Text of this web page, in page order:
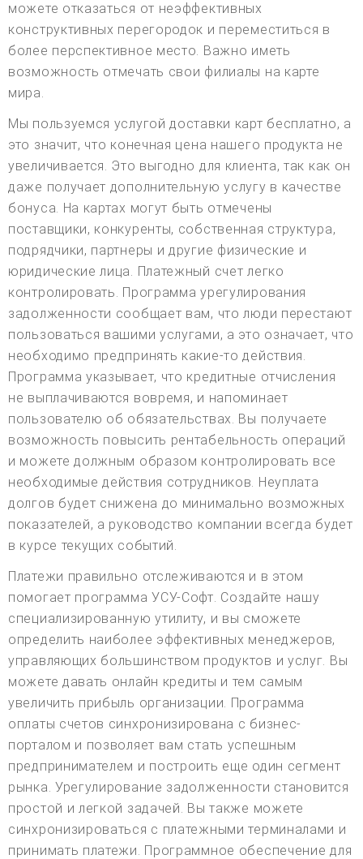
можете отказаться от неэффективных
конструктивных перегородок и переместиться в
более перспективное место. Важно иметь
возможность отмечать свои филиалы на карте
мира.
Мы пользуемся услугой доставки карт бесплатно, а
это значит, что конечная цена нашего продукта не
увеличивается. Это выгодно для клиента, так как он
даже получает дополнительную услугу в качестве
бонуса. На картах могут быть отмечены
поставщики, конкуренты, собственная структура,
подрядчики, партнеры и другие физические и
юридические лица. Платежный счет легко
контролировать. Программа урегулирования
задолженности сообщает вам, что люди перестают
пользоваться вашими услугами, а это означает, что
необходимо предпринять какие-то действия.
Программа указывает, что кредитные отчисления
не выплачиваются вовремя, и напоминает
пользователю об обязательствах. Вы получаете
возможность повысить рентабельность операций
и можете должным образом контролировать все
необходимые действия сотрудников. Неуплата
долгов будет снижена до минимально возможных
показателей, а руководство компании всегда будет
в курсе текущих событий.
Платежи правильно отслеживаются и в этом
помогает программа УСУ-Софт. Создайте нашу
специализированную утилиту, и вы сможете
определить наиболее эффективных менеджеров,
управляющих большинством продуктов и услуг. Вы
можете давать онлайн кредиты и тем самым
увеличить прибыль организации. Программа
оплаты счетов синхронизирована с бизнес-
порталом и позволяет вам стать успешным
предпринимателем и построить еще один сегмент
рынка. Урегулирование задолженности становится
простой и легкой задачей. Вы также можете
синхронизироваться с платежными терминалами и
принимать платежи. Программное обеспечение для